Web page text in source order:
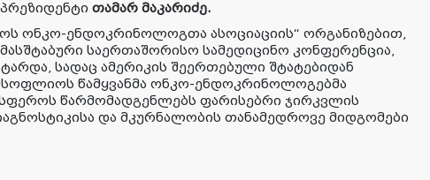
პრეზიდენტი თამარ მაკარიძე.
ონკო-ენდოკრინოლოგთა ასოციაციის“ ორგანიზებით,
საერთაშორისო სამედიცინო კონფერენცია,
სადაც ამერიკის შეერთებული შტატებიდან
წამყვანმა ონკო-ენდოკრინოლოგებმა
წარმომადგენლებს ფარისებრი ჯირკვლის
და მკურნალობის თანამედროვე მიდგომები